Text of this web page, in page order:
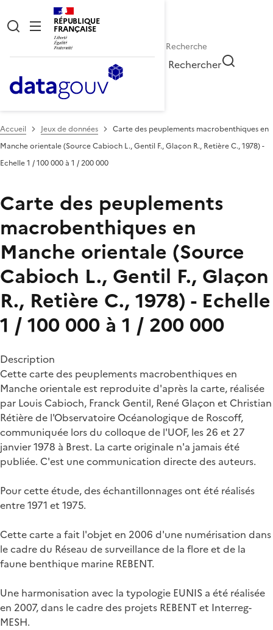
RÉPUBLIQUE
FRANÇAISE
Rechercher
Accueil Jeux de données
Carte des peuplements macrobenthiques en
Manche orientale (Source Cabioch L., Gentil F., Glaçon R., Retière C., 1978) -
Echelle 1 / 100 000 à 1 / 200 000
Carte des peuplements
macrobenthiques en
Manche orientale (Source
Cabioch L., Gentil F., Glaçon
R., Retière C., 1978) - Echelle
1 / 100 000 à 1 / 200 000
Description
Cette carte des peuplements macrobenthiques en
Manche orientale est reproduite d'après la carte, réalisée
par Louis Cabioch, Franck Gentil, René Glaçon et Christian
Rétière de l'Observatoire Océanologique de Roscoff,
communiquée lors du colloque de l'UOF, les 26 et 27
janvier 1978 à Brest. La carte originale n'a jamais été
publiée. C'est une communication directe des auteurs.
Pour cette étude, des échantillonnages ont été réalisés
entre 1971 et 1975.
Cette carte a fait l'objet en 2006 d'une numérisation dans
le cadre du Réseau de surveillance de la flore et de la
faune benthique marine REBENT.
Une harmonisation avec la typologie EUNIS a été réalisée
en 2007, dans le cadre des projets REBENT et Interreg-
MESH.